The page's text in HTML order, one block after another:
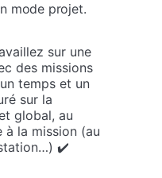
mode projet.
sur une
des missions
temps et un
sur la
global, au
la mission (au
✔️